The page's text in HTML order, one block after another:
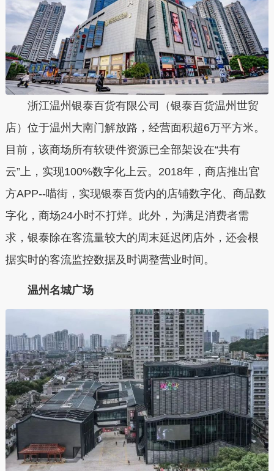
浙江温州银泰百货有限公司（银泰百货温州世贸
店）位于温州大南门解放路，经营面积超6万平方米。
目前，该商场所有软硬件资源已全部架设在“共有
云”上，实现100%数字化上云。2018年，商店推出官
方APP--喵街，实现银泰百货内的店铺数字化、商品数
字化，商场24小时不打烊。此外，为满足消费者需
求，银泰除在客流量较大的周末延迟闭店外，还会根
据实时的客流监控数据及时调整营业时间。
温州名城广场